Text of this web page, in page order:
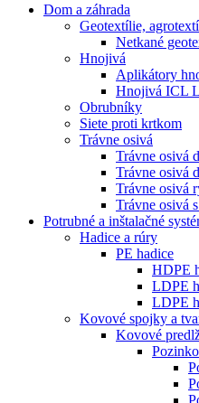
Dom a záhrada
Geotextílie,
Netkané
Hnojivá
Aplikátory
Hnojivá ICL
Obrubníky
Siete proti krtkom
Trávne osivá
Trávne osivá
Trávne osivá
Trávne osivá
Trávne osivá
Potrubné a inštalačné
Hadice a rúry
PE hadice
HDPE
LDPE
LDPE
Kovové spojky a
Kovové